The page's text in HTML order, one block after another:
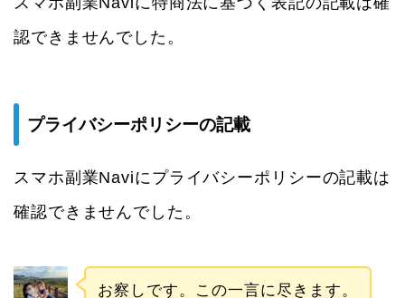
認できませんでした。
プライバシーポリシーの記載
スマホ副業Naviにプライバシーポリシーの記載は
確認できませんでした。
お察しです。この一言に尽きます。